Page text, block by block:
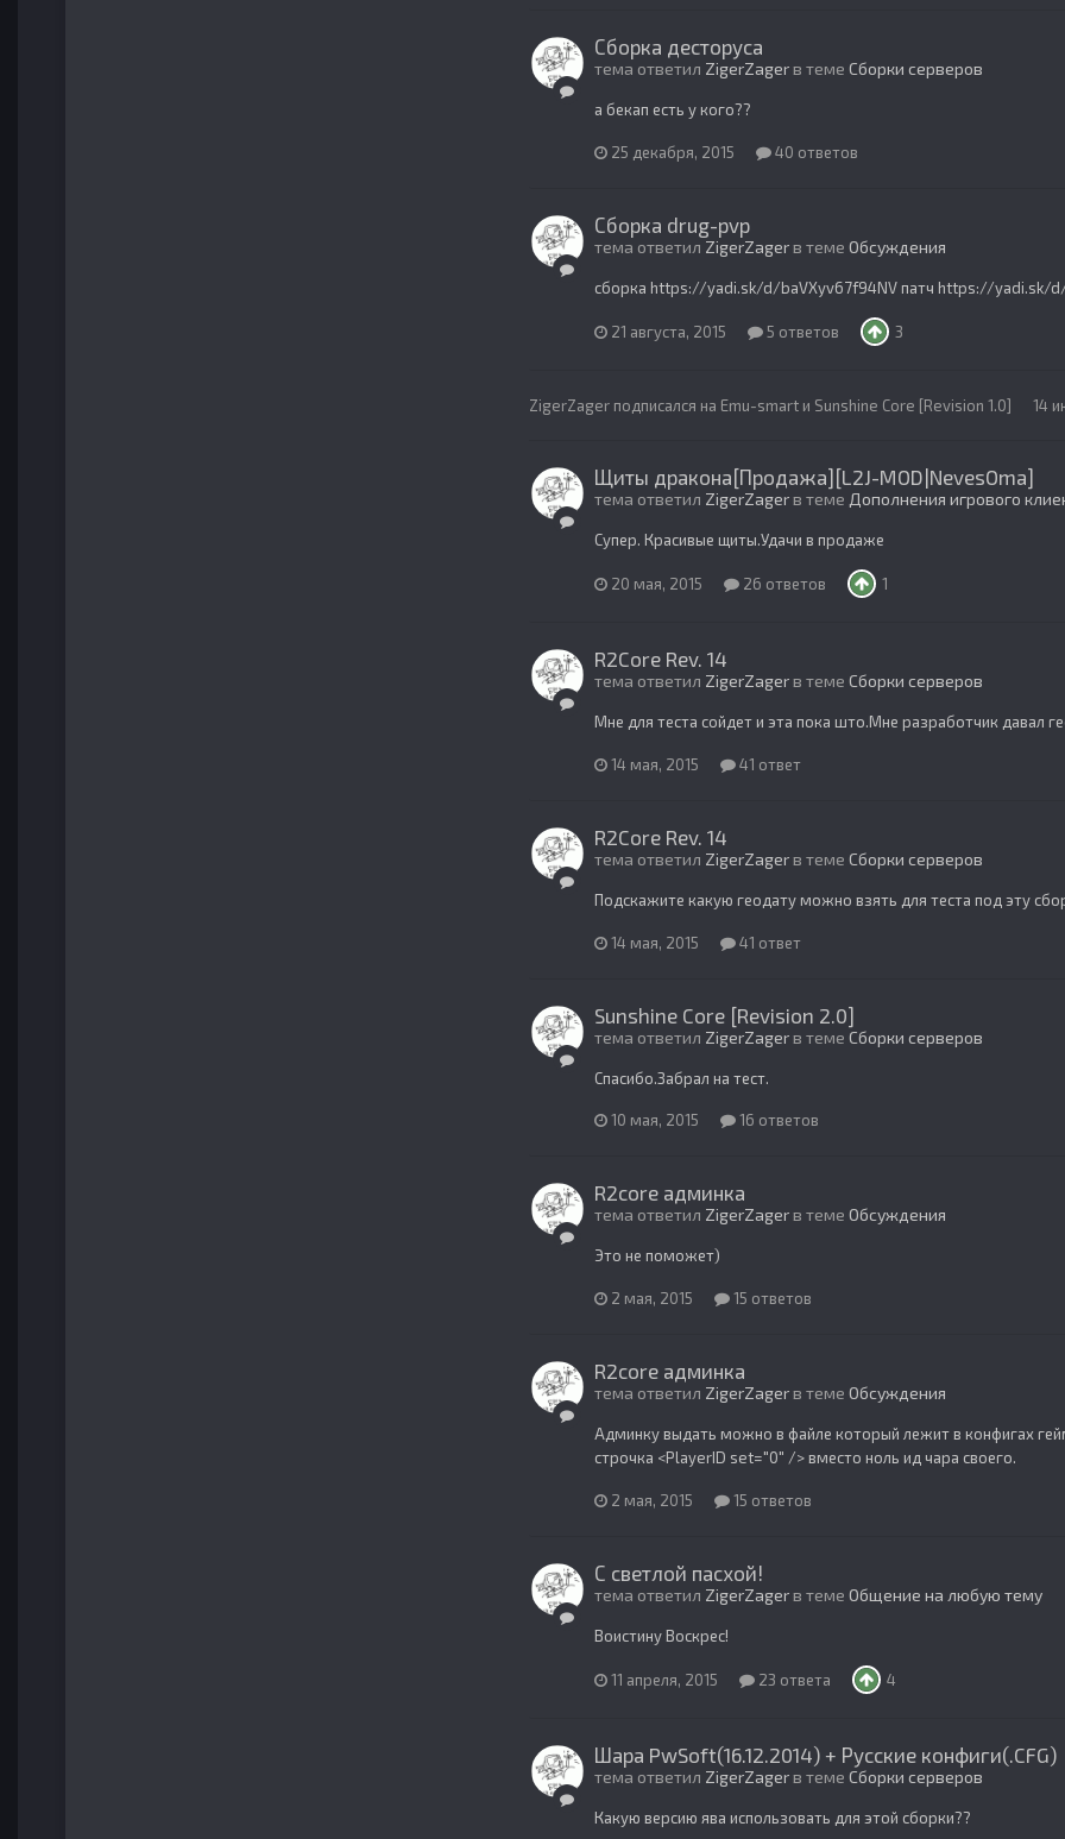
Сборка десторуса
тема ответил ZigerZagerв теме Сборки серверов
а бекап есть у кого??
25 декабря, 2015 40 ответов
Сборка drug-pvp
тема ответил ZigerZagerв теме Обсуждения
сборка https://yadi.sk/d/baVXyv67f94NV патч https://yadi.sk/d/
21 августа, 2015 5 ответов 3
ZigerZager подписался на Emu-smart и Sunshine Core [Revision 1.0] 14
Щиты дракона[Продажа][L2J-MOD|NevesOma]
тема ответил ZigerZagerв теме Дополнения игрового
Супер. Красивые щиты.Удачи в продаже
20 мая, 2015 26 ответов 1
R2Core Rev. 14
тема ответил ZigerZagerв теме Сборки серверов
Мне для теста сойдет и эта пока што.Мне разработчик давал
14 мая, 2015 41 ответ
R2Core Rev. 14
тема ответил ZigerZagerв теме Сборки серверов
Подскажите какую геодату можно взять для теста под эту
14 мая, 2015 41 ответ
Sunshine Core [Revision 2.0]
тема ответил ZigerZagerв теме Сборки серверов
Спасибо.Забрал на тест.
10 мая, 2015 16 ответов
R2core админка
тема ответил ZigerZagerв теме Обсуждения
Это не поможет)
2 мая, 2015 15 ответов
R2core админка
тема ответил ZigerZagerв теме Обсуждения
Админку выдать можно в файле который лежит в конфигах
строчка <PlayerID set="0" /> вместо ноль ид чара своего.
2 мая, 2015 15 ответов
С светлой пасхой!
тема ответил ZigerZagerв теме Общение на любую тему
Воистину Воскрес!
11 апреля, 2015 23 ответа 4
Шара PwSoft(16.12.2014) + Русские конфиги(.CFG)
тема ответил ZigerZagerв теме Сборки серверов
Какую версию ява использовать для этой сборки??